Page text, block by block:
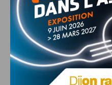
basket (DA Dijon
Dijonnais) et
Samedi 29 juillet
Sportif), volley-ball
volley (Beach